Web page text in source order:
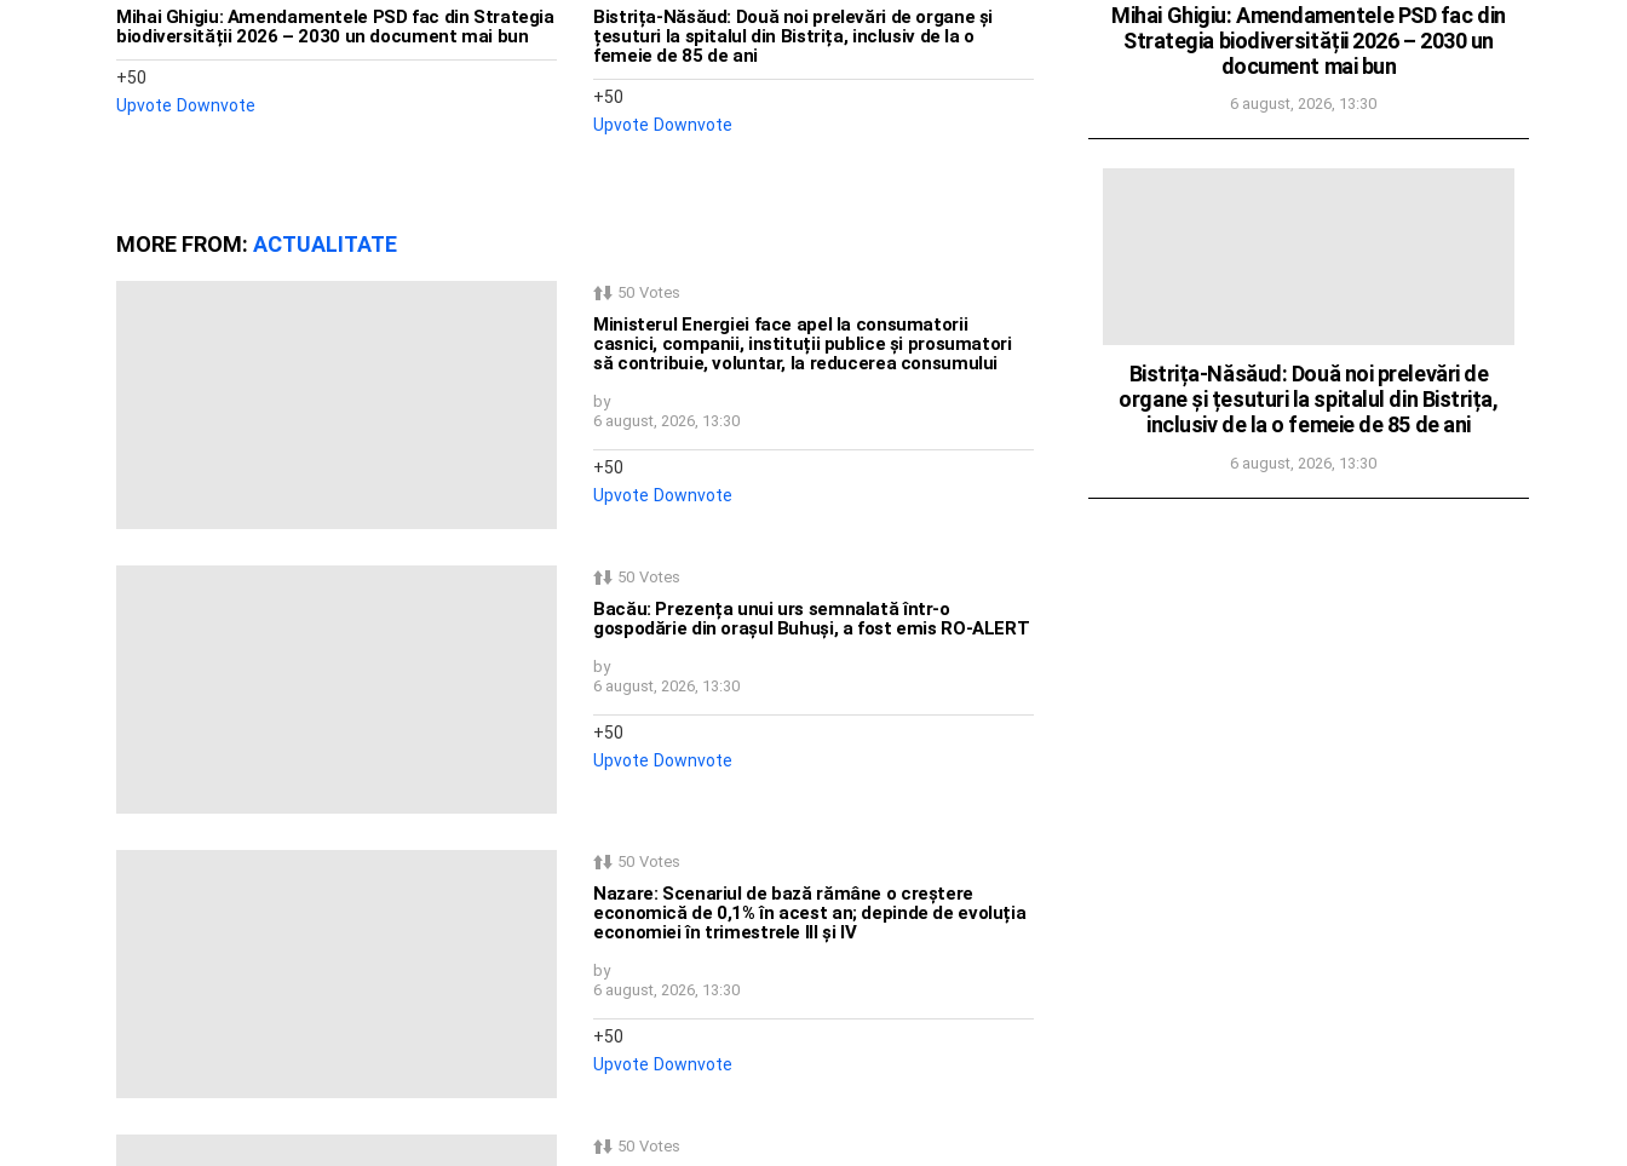
Mihai Ghigiu: Amendamentele PSD fac din Strategia
biodiversității 2026 – 2030 un document mai bun
50
Upvote Downvote
Bistrița-Năsăud: Două noi prelevări de organe și
țesuturi la spitalul din Bistrița, inclusiv de la o
femeie de 85 de ani
50
Upvote Downvote
MORE FROM: ACTUALITATE
50 Votes
Ministerul Energiei face apel la consumatorii
casnici, companii, instituții publice și prosumatori
să contribuie, voluntar, la reducerea consumului
by
6 august, 2026, 13:30
50
Upvote Downvote
50 Votes
Bacău: Prezența unui urs semnalată într-o
gospodărie din orașul Buhuși, a fost emis RO-ALERT
by
6 august, 2026, 13:30
50
Upvote Downvote
50 Votes
Nazare: Scenariul de bază rămâne o creștere
economică de 0,1% în acest an; depinde de evoluția
economiei în trimestrele III și IV
by
6 august, 2026, 13:30
50
Upvote Downvote
50 Votes
Mihai Ghigiu: Amendamentele PSD fac din
Strategia biodiversității 2026 – 2030 un
document mai bun
6 august, 2026, 13:30
Bistrița-Năsăud: Două noi prelevări de
organe și țesuturi la spitalul din Bistrița,
inclusiv de la o femeie de 85 de ani
6 august, 2026, 13:30